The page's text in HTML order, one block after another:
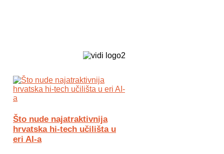
Što nude najatraktivnija
hrvatska hi-tech učilišta u
eri AI-a